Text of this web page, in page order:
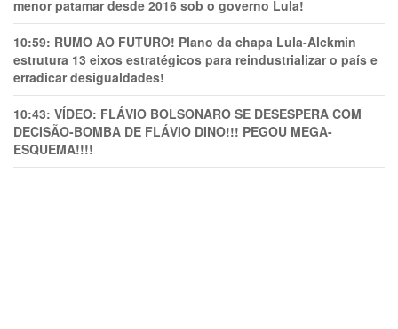
menor patamar desde 2016 sob o governo Lula!
10:59: RUMO AO FUTURO! Plano da chapa Lula-Alckmin
estrutura 13 eixos estratégicos para reindustrializar o país e
erradicar desigualdades!
10:43: VÍDEO: FLÁVIO BOLSONARO SE DESESPERA COM
DECISÃO-BOMBA DE FLÁVIO DINO!!! PEGOU MEGA-
ESQUEMA!!!!